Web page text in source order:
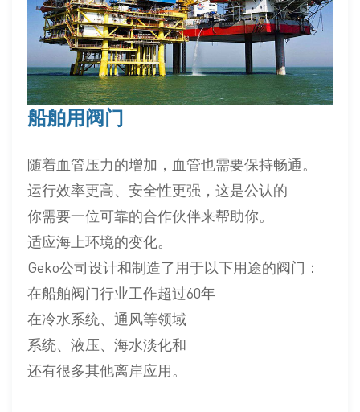
船舶用阀门
随着血管压力的增加，血管也需要保持畅通。
运行效率更高、安全性更强，这是公认的
你需要一位可靠的合作伙伴来帮助你。
适应海上环境的变化。
Geko公司设计和制造了用于以下用途的阀门：
在船舶阀门行业工作超过60年
在冷水系统、通风等领域
系统、液压、海水淡化和
还有很多其他离岸应用。